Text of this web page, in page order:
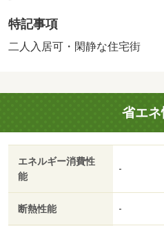
クリーニング代５８ ３００円
（当社扱） １７ ０５０円／
ーホン／浴室乾燥機／室内洗
ステムキッチン／追焚機能浴
立／洗面化粧台／２口コンロ
閑静な住宅地／対面式キッチ
／ウォークインクロゼット／
人入居相談／全居室フローリ
／築５年以内／キッチン未使
特記事項
二人入居可・閑静な住宅街
省エ
エネルギー消費性
能
-
断熱性能 -